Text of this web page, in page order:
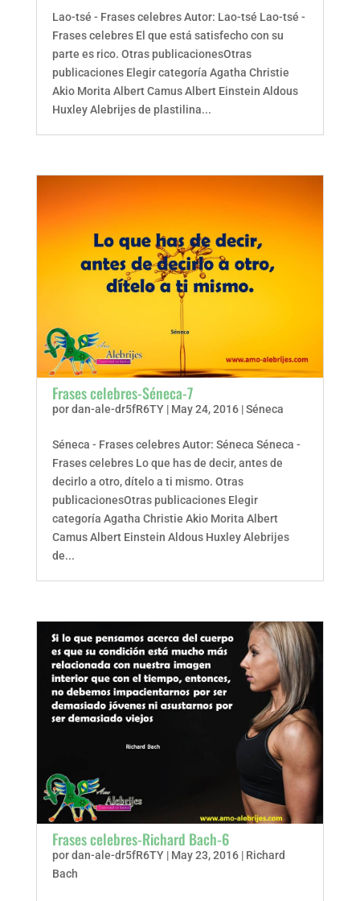
Lao-tsé - Frases celebres Autor: Lao-tsé Lao-tsé -
Frases celebres El que está satisfecho con su
parte es rico. Otras publicacionesOtras
publicaciones Elegir categoría Agatha Christie
Akio Morita Albert Camus Albert Einstein Aldous
Huxley Alebrijes de plastilina...
Frases celebres-Séneca-7
pordan-ale-dr5fR6TY| May 24, 2016|Séneca
Séneca - Frases celebres Autor: Séneca Séneca -
Frases celebres Lo que has de decir, antes de
decirlo a otro, dítelo a ti mismo. Otras
publicacionesOtras publicaciones Elegir
categoría Agatha Christie Akio Morita Albert
Camus Albert Einstein Aldous Huxley Alebrijes
de...
Frases celebres-Richard Bach-6
pordan-ale-dr5fR6TY| May 23, 2016| Richard
Bach